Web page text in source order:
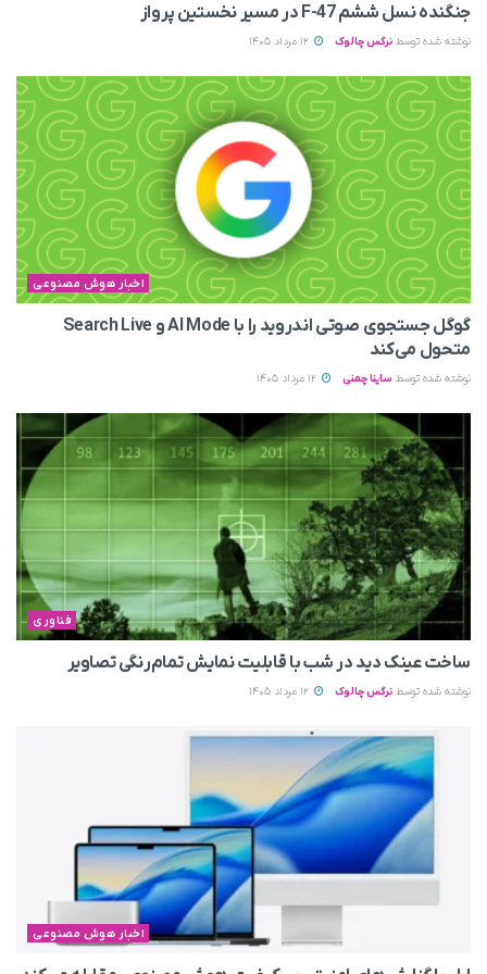
جنگنده نسل ششم F-47 در مسیر نخستین پرواز
نوشته شده توسط نرگس چالوک
اخبار هوش مصنوعی
گوگل جستجوی صوتی اندروید را با AI Mode و Search Live
متحول می‌کند
نوشته شده توسط ساینا چمنی
فناوری
ساخت عینک دید در شب با قابلیت نمایش تمام‌رنگی تصاویر
نوشته شده توسط نرگس چالوک
اخبار هوش مصنوعی